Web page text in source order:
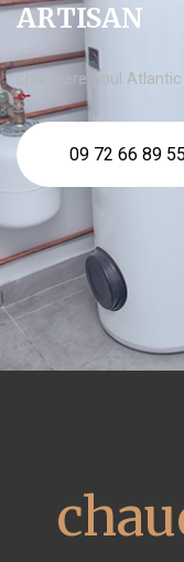
ARTISAN
chaudière fioul
09 72 66 89 55